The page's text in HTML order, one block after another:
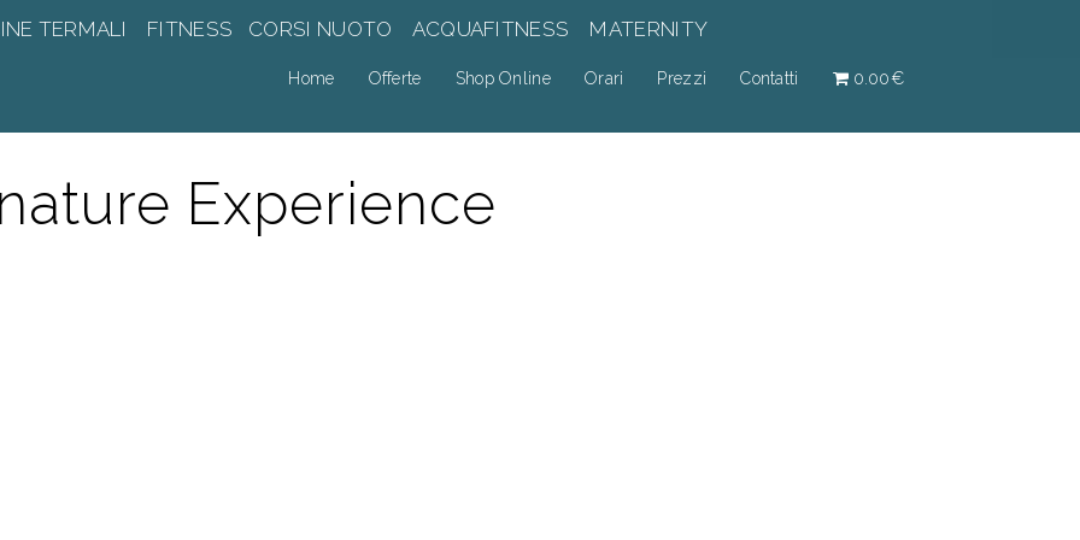
Home Offerte Shop Online Orari Prezzi Contatti 0.00€
Experience
TERMALI FITNESS CORSI NUOTO ACQUAFITNESS MATERNITY